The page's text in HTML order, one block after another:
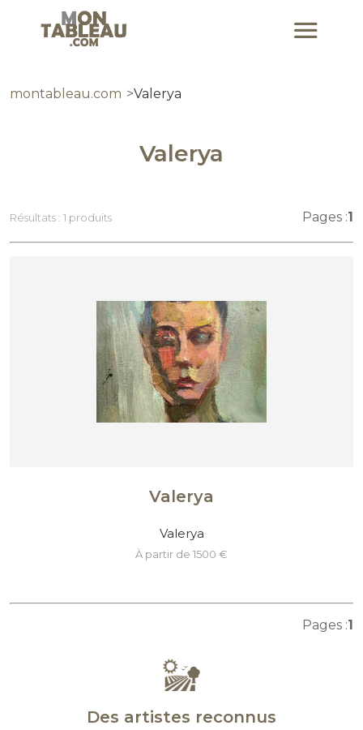
montableau.com Valerya
Valerya
Résultats : 1 produits Pages :1
Valerya
Valerya
à partir de 1500 €
Pages :1
Des artistes reconnus